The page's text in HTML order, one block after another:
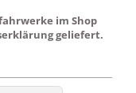
im Shop
geliefert.